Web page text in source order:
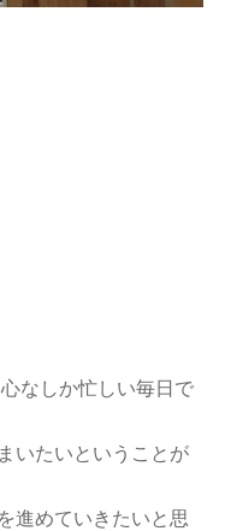
なしか忙しい毎日で
いたいということが
進めていきたいと思